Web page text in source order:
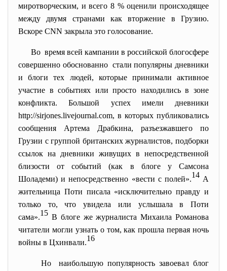
миротворческим, и всего 8 % оценили происходящее
между двумя странами как вторжение в Грузию.
Вскоре CNN закрыла это голосование.
Во время всей кампании в российской блогосфере
совершенно обоснованно стали популярны дневники
и блоги тех людей, которые принимали активное
участие в событиях или просто находились в зоне
конфликта. Большой успех имели дневники
http://sirjones.livejournal.com, в которых публиковались
сообщения Артема Драбкина, разъезжавшего по
Грузии с группой британских журналистов, подборки
ссылок на дневники живущих в непосредственной
близости от событий (как в блоге у Самсона
Шоладеми) и непосредственно «вести с полей».14 А
жительница Поти писала «исключительно правду и
только то, что увидела или услышала в Поти
сама».15 В блоге же журналиста Михаила Романова
читатели могли узнать о том, как прошла первая ночь
войны в Цхинвали.16
Но наибольшую популярность завоевал блог